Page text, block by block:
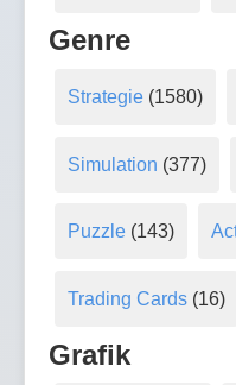
Genre
Strategie(1580)
Simulation (377)
Puzzle(143)
Trading Cards(16)
Grafik